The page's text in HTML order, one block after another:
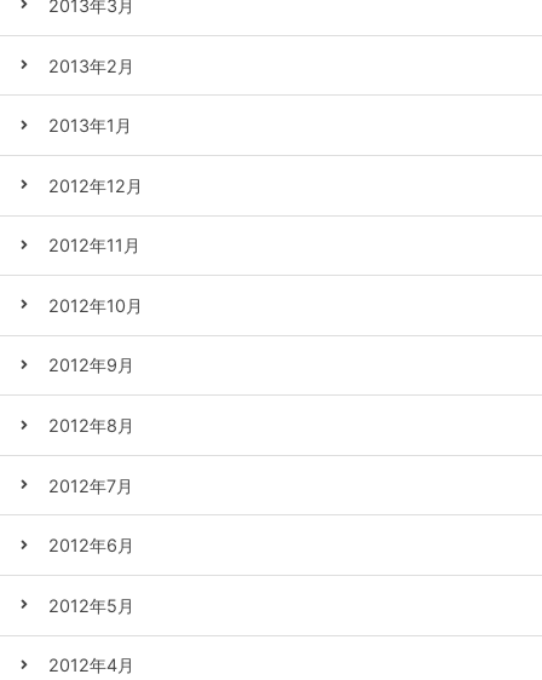
2013年3月
2013年2月
2013年1月
2012年12月
2012年11月
2012年10月
2012年9月
2012年8月
2012年7月
2012年6月
2012年5月
2012年4月